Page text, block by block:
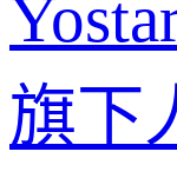
旗下